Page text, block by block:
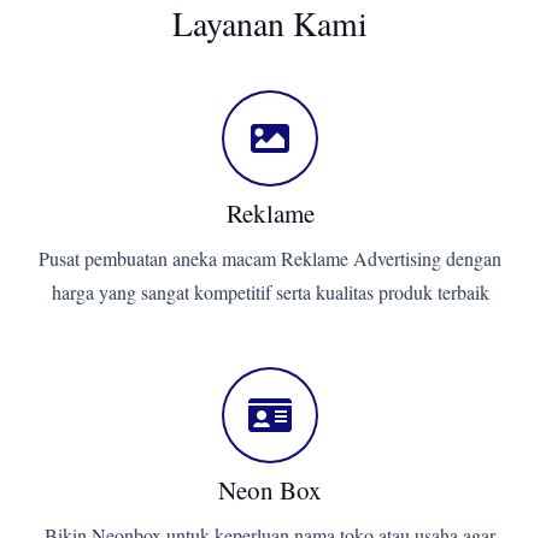
Layanan Kami
Reklame
Pusat pembuatan aneka macam Reklame Advertising dengan
harga yang sangat kompetitif serta kualitas produk terbaik
Neon Box